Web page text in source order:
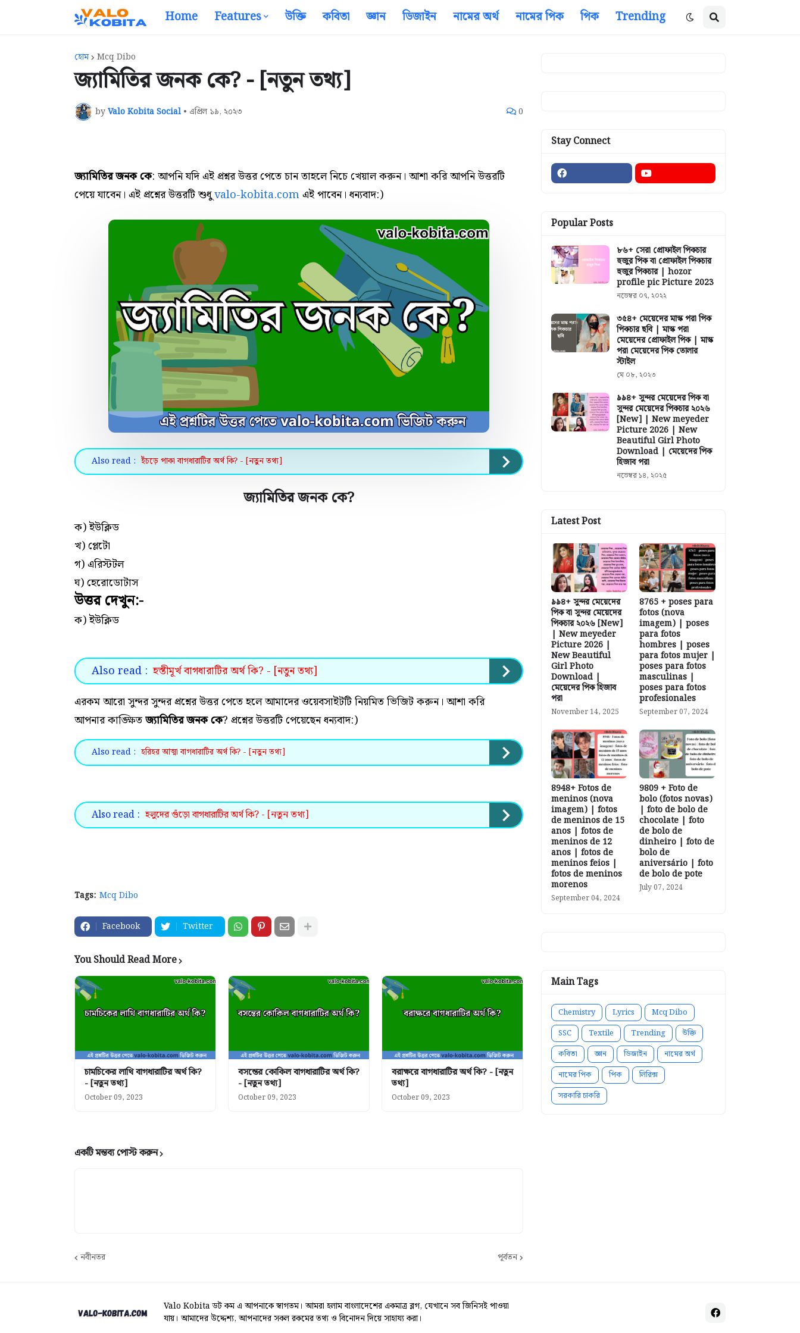
Home Features উক্তি কবিতা জ্ঞান ডিজাইন নামের অর্থ নামের পিক পিক Trending
হোম Mcq Dibo
জ্যামিতির জনক কে? - [নতুন তথ্য]
byValo Kobita Social • এপ্রিল ১৯, ২০২৩ 0
জ্যামিতির জনক কে: আপনি যদি এই প্রশ্নর উত্তর পেতে চান তাহলে নিচে খেয়াল করুন। আশা করি আপনি উত্তরটি
পেয়ে যাবেন। এই প্রশ্নের উত্তরটি শুধুvalo-kobita.comএই পাবেন। ধন্যবাদ:)
Also read : ইঁচড়ে পাকা বাগধারাটির অর্থ কি? - [নতুন তথ্য]
জ্যামিতির জনক কে?
ক) ইউক্লিড
খ) প্লেটো
গ) এরিস্টটল
ঘ) হেরোডোটাস
উত্তর দেখুন:-
ক) ইউক্লিড
Also read : হস্তীমূর্খ বাগধারাটির অর্থ কি? - [নতুন তথ্য]
এরকম আরো সুন্দর সুন্দর প্রশ্নের উত্তর পেতে হলে আমাদের ওয়েবসাইটটি নিয়মিত ভিজিট করুন। আশা করি
আপনার কাঙ্ক্ষিতজ্যামিতির জনক কে? প্রশ্নের উত্তরটি পেয়েছেন ধন্যবাদ:)
Also read : হরিহর আত্মা বাগধারাটির অর্থ কি? - [নতুন তথ্য]
Also read : হলুদের গুঁড়ো বাগধারাটির অর্থ কি? - [নতুন তথ্য]
Tags: Mcq Dibo
Facebook Twitter
You Should Read More
চামচিকের লাথি বাগধারাটির অর্থ কি?
- [নতুন তথ্য]
October 09, 2023
বসন্তের কোকিল বাগধারাটির অর্থ কি?
- [নতুন তথ্য]
October 09, 2023
বরাক্ষরে বাগধারাটির অর্থ কি? - [নতুন
তথ্য]
October 09, 2023
একটি মন্তব্য পোস্ট করুন
নবীনতর পূর্বতন
Stay Connect
Popular Posts
৮৬+ সেরা প্রোফাইল পিকচার
হুজুর পিক বা প্রোফাইল পিকচার
হুজুর পিকচার | hozor
profile pic Picture 2023
নভেম্বর ০৭, ২০২২
৩৫৪+ মেয়েদের মাস্ক পরা পিক
পিকচার ছবি | মাস্ক পরা
মেয়েদের প্রোফাইল পিক | মাস্ক
পরা মেয়েদের পিক তোলার
স্টাইল
মে ০৮, ২০২৩
৯৯৪+ সুন্দর মেয়েদের পিক বা
সুন্দর মেয়েদের পিকচার ২০২৬
[New] | New meyeder
Picture 2026 | New
Beautiful Girl Photo
Download | মেয়েদের পিক
হিজাব পরা
নভেম্বর ১৪, ২০২৫
Latest Post
৯৯৪+ সুন্দর মেয়েদের
পিক বা সুন্দর মেয়েদের
পিকচার ২০২৬ [New]
| New meyeder
Picture 2026 |
New Beautiful
Girl Photo
Download |
মেয়েদের পিক হিজাব
পরা
November 14, 2025
8765 + poses para
fotos (nova
imagem) | poses
para fotos
hombres | poses
para fotos mujer |
poses para fotos
masculinas |
poses para fotos
profesionales
September 07, 2024
8948+ Fotos de
meninos (nova
imagem) | fotos
de meninos de 15
anos | fotos de
meninos de 12
anos | fotos de
meninos feios |
fotos de meninos
morenos
September 04, 2024
9809 + Foto de
bolo (fotos novas)
| foto de bolo de
chocolate | foto
de bolo de
dinheiro | foto de
bolo de
aniversário | foto
de bolo de pote
July 07, 2024
Main Tags
Chemistry Lyrics
Mcq Dibo
SSC
Textile Trending
উক্তি
কবিতা
জ্ঞান ডিজাইন
নামের অর্থ
নামের পিক
পিক
লিরিক্স
সরকারি চাকরি
Valo Kobita ডট কম এ আপনাকে স্বাগতম। আমরা হলাম বাংলাদেশের একমাত্র ব্লগ, যেখানে সব জিনিসই পাওয়া
যায়। আমাদের উদ্দেশ্য, আপনাদের সকল রকমের তথ্য ও বিনোদন দিয়ে সাহায্য করা।